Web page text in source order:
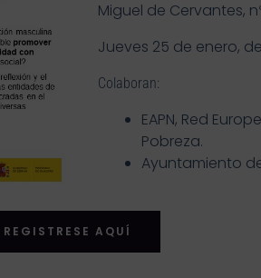
Miguel de Cervantes,
Jueves 25 de enero,
Colaboran:
EAPN, Red
Pobreza.
Ayuntamiento
REGISTRESE AQUÍ